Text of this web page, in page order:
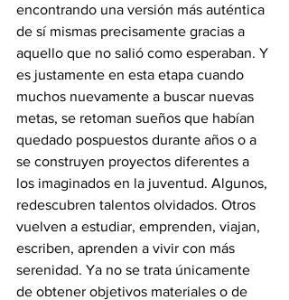
encontrando una versión más auténtica
de sí mismas precisamente gracias a
aquello que no salió como esperaban. Y
es justamente en esta etapa cuando
muchos nuevamente a buscar nuevas
metas, se retoman sueños que habían
quedado pospuestos durante años o a
se construyen proyectos diferentes a
los imaginados en la juventud. Algunos,
redescubren talentos olvidados. Otros
vuelven a estudiar, emprenden, viajan,
escriben, aprenden a vivir con más
serenidad. Ya no se trata únicamente
de obtener objetivos materiales o de